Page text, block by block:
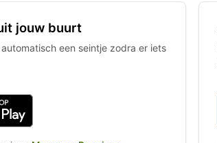
jouw buurt
een seintje zodra er iets